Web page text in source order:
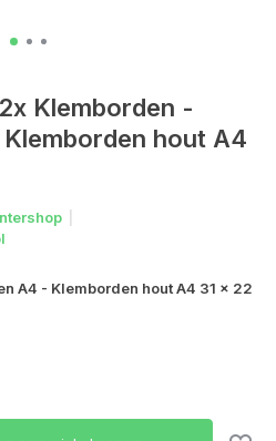
Klemborden -
hout A4
A4 - Klemborden hout A4 31 x 22